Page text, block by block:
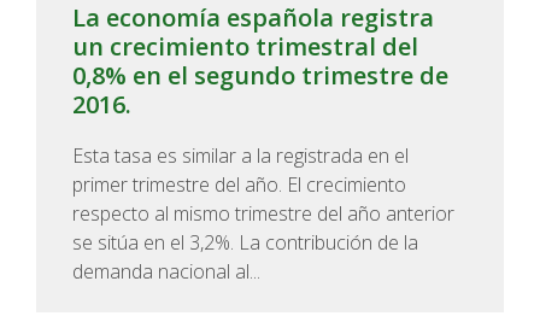
La economía española registra
un crecimiento trimestral del
0,8% en el segundo trimestre de
2016.
Esta tasa es similar a la registrada en el
primer trimestre del año. El crecimiento
respecto al mismo trimestre del año anterior
se sitúa en el 3,2%. La contribución de la
demanda nacional al...